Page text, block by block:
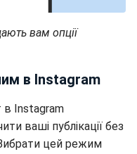
вам опції
в Instagram
в Instagram
ваші публікації без
цей режим